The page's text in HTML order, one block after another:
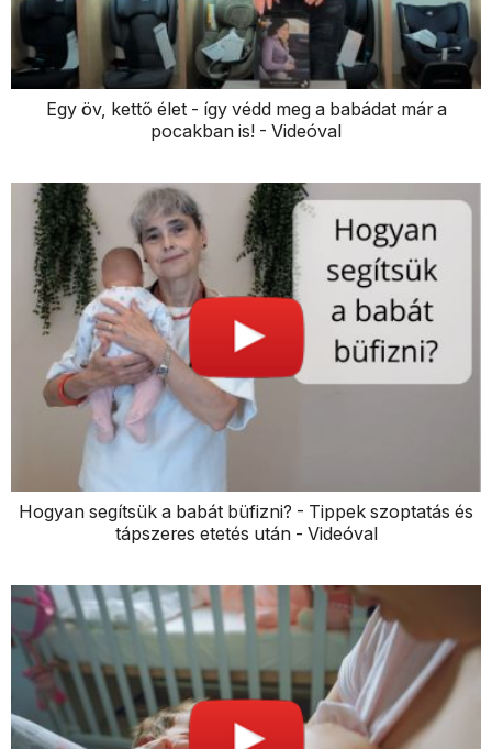
Egy öv, kettő élet - így védd meg a babádat már a
pocakban is! - Videóval
Hogyan segítsük a babát büfizni? - Tippek szoptatás és
tápszeres etetés után - Videóval